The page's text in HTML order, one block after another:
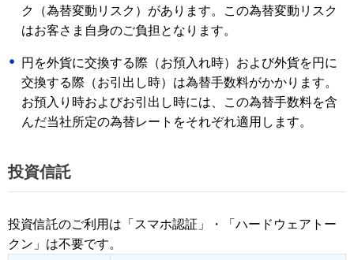
ク（為替変動リスク）があります。この為替変動リスク
はお客さま自身のご負担となります。
円を外貨に交換する際（お預入れ時）および外貨を円に
交換する際（お引出し時）は為替手数料がかかります。
お預入り時およびお引出し時には、この為替手数料を含
んだ当社所定の為替レートをそれぞれ適用します。
投資信託
投資信託のご利用は「スマホ認証」・「ハードウェアトー
クン」は不要です。